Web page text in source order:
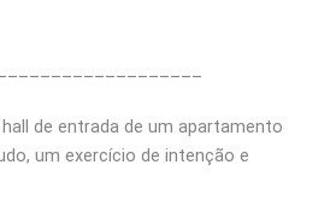
de entrada de um apartamento
um exercício de intenção e